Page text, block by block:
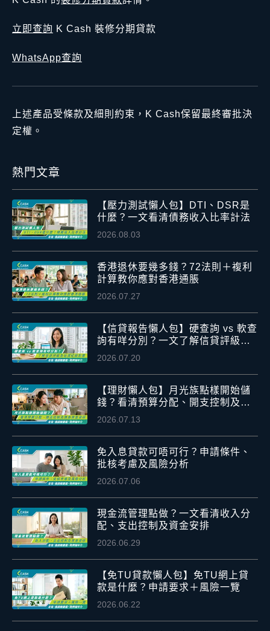
立即查詢 K Cash 裝修分期貸款
WhatsApp查詢
上述產品受條款及細則約束，K Cash保留最終審批決
定權。
熱門文章
【壓力測試懶人包】DTI、DSR是
什麼？一文看清債務收入比率計法
2026.08.03
香港退休要幾多錢？72法則＋複利
計算教你應對香港通脹
2026.07.27
【信貸報告懶人包】硬查詢 vs 軟查
詢有咩分別？一文了解信貸評級及
信貸紀錄影響
2026.07.20
【理財懶人包】月光族點樣開始儲
錢？看清預算分配、開支控制及應
急資金安排
2026.07.13
免入息貸款可唔可行？申請條件、
批核考慮及風險分析
2026.07.06
現金流管理點做？一文看清收入分
配、支出控制及資金安排
2026.06.29
【免TU貸款懶人包】免TU網上貸
款是什麼？申請要求＋風險一覽
2026.06.22